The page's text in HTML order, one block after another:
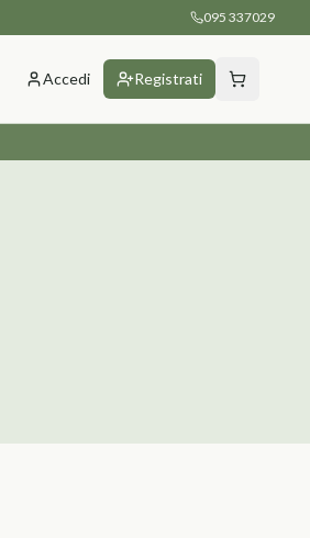
095 337029
Accedi Registrati